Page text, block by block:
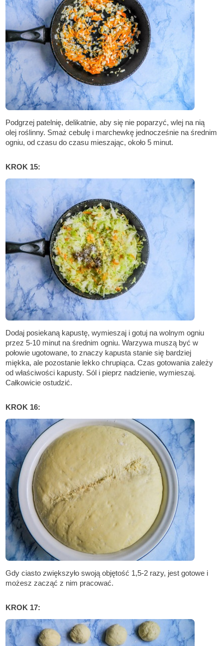
Podgrzej patelnię, delikatnie, aby się nie poparzyć, wlej na nią
olej roślinny. Smaż cebulę i marchewkę jednocześnie na średnim
ogniu, od czasu do czasu mieszając, około 5 minut.
KROK 15:
Dodaj posiekaną kapustę, wymieszaj i gotuj na wolnym ogniu
przez 5-10 minut na średnim ogniu. Warzywa muszą być w
połowie ugotowane, to znaczy kapusta stanie się bardziej
miękka, ale pozostanie lekko chrupiąca. Czas gotowania zależy
od właściwości kapusty. Sól i pieprz nadzienie, wymieszaj.
Całkowicie ostudzić.
KROK 16:
Gdy ciasto zwiększyło swoją objętość 1,5-2 razy, jest gotowe i
możesz zacząć z nim pracować.
KROK 17: